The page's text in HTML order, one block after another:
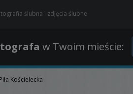
ślubna i zdjęcia ślubne
w Twoim mieście:
Piła Kościelecka